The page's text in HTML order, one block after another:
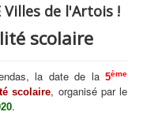
Villes de l'Artois !
scolaire
la date de la 5ème
scolaire, organisé par le
.